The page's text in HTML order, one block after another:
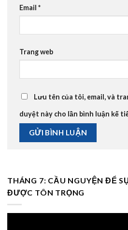
Email *
Trang web
Lưu tên của tôi, email, và
duyệt này cho lần bình luận kế
THÁNG 7: CẦU NGUYỆN ĐỂ
ĐƯỢC TÔN TRỌNG